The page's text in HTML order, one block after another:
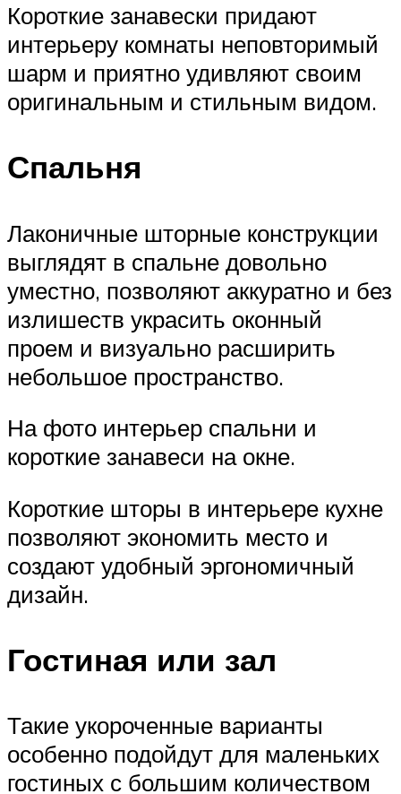
Короткие занавески придают
интерьеру комнаты неповторимый
шарм и приятно удивляют своим
оригинальным и стильным видом.
Спальня
Лаконичные шторные конструкции
выглядят в спальне довольно
уместно, позволяют аккуратно и без
излишеств украсить оконный
проем и визуально расширить
небольшое пространство.
На фото интерьер спальни и
короткие занавеси на окне.
Короткие шторы в интерьере кухне
позволяют экономить место и
создают удобный эргономичный
дизайн.
Гостиная или зал
Такие укороченные варианты
особенно подойдут для маленьких
гостиных с большим количеством